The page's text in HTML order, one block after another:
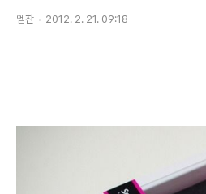
엠찬 2012. 2. 21. 09:18